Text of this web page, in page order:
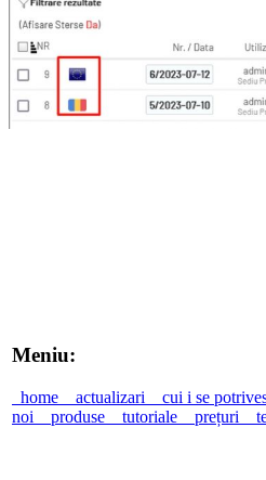
Meniu:
home actualizari cui i se
noi
produse tutoriale prețuri